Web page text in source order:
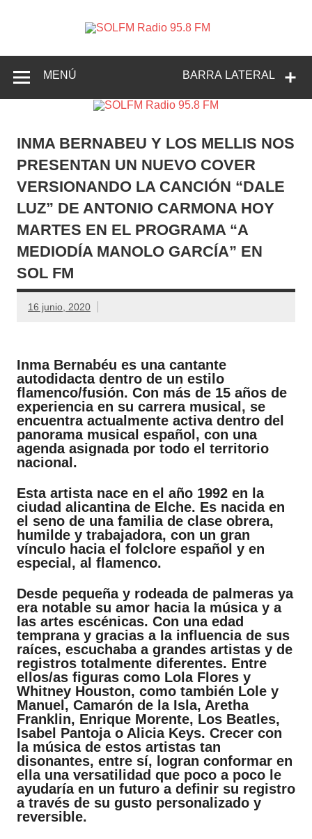
Radio
95.8 FM
Crevillente, Radio en Vega Baja y Radio en el Medio
BARRA LATERAL
MENÚ
INMA BERNABEU Y LOS MELLIS NOS
PRESENTAN UN NUEVO COVER
VERSIONANDO LA CANCIÓN “DALE
LUZ” DE ANTONIO CARMONA HOY
MARTES EN EL PROGRAMA “A
MEDIODÍA MANOLO GARCÍA” EN
SOL FM
16 junio, 2020
Inma Bernabéu es una cantante
autodidacta dentro de un estilo
flamenco/fusión. Con más de 15 años de
experiencia en su carrera musical, se
encuentra actualmente activa dentro del
panorama musical español, con una
agenda asignada por todo el territorio
nacional.
Esta artista nace en el año 1992 en la
ciudad alicantina de Elche. Es nacida en
el seno de una familia de clase obrera,
humilde y trabajadora, con un gran
vínculo hacia el folclore español y en
especial, al flamenco.
Desde pequeña y rodeada de palmeras ya
era notable su amor hacia la música y a
las artes escénicas. Con una edad
temprana y gracias a la influencia de sus
raíces, escuchaba a grandes artistas y de
registros totalmente diferentes. Entre
ellos/as figuras como Lola Flores y
Whitney Houston, como también Lole y
Manuel, Camarón de la Isla, Aretha
Franklin, Enrique Morente, Los Beatles,
Isabel Pantoja o Alicia Keys. Crecer con
la música de estos artistas tan
disonantes, entre sí, logran conformar en
ella una versatilidad que poco a poco le
ayudaría en un futuro a definir su registro
a través de su gusto personalizado y
reversible.